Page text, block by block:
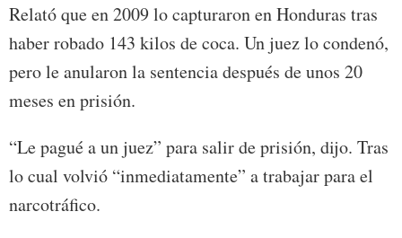
Relató que en 2009 lo capturaron en Honduras tras
haber robado 143 kilos de coca. Un juez lo condenó,
pero le anularon la sentencia después de unos 20
meses en prisión.
“Le pagué a un juez” para salir de prisión, dijo. Tras
lo cual volvió “inmediatamente” a trabajar para el
narcotráfico.